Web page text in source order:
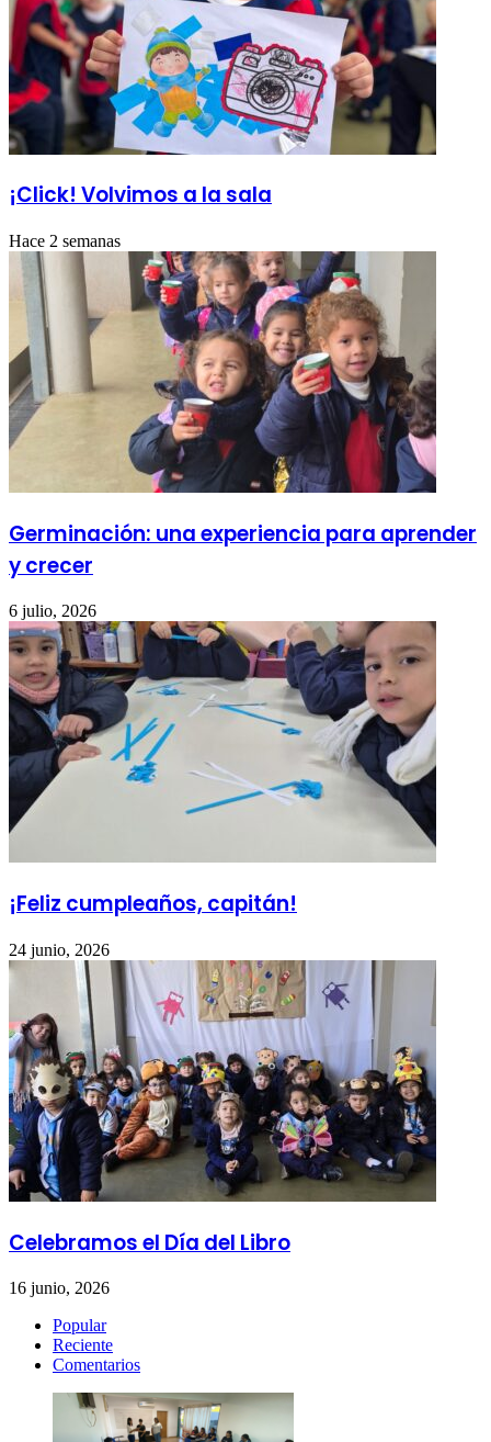
¡Click! Volvimos a la sala
Hace 2 semanas
Germinación: una experiencia para aprender
y crecer
6 julio, 2026
¡Feliz cumpleaños, capitán!
24 junio, 2026
Celebramos el Día del Libro
16 junio, 2026
Popular
Reciente
Comentarios